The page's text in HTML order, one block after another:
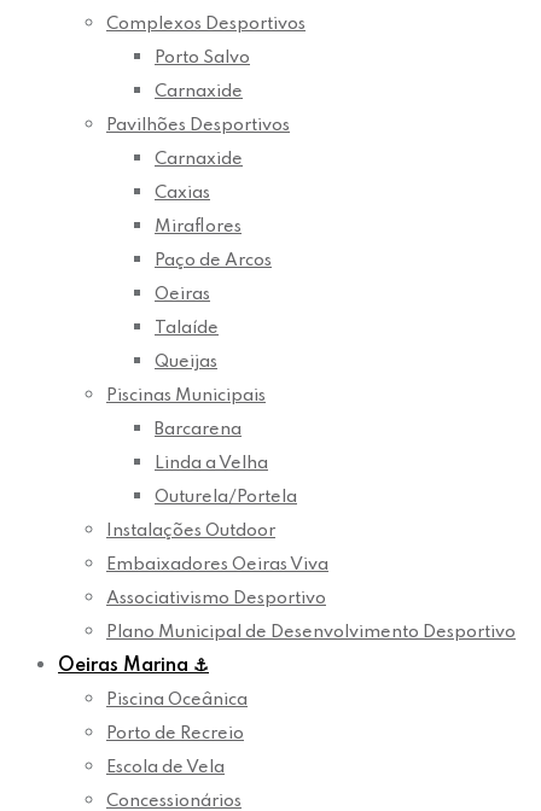
Complexos Desportivos
Porto Salvo
Carnaxide
Pavilhões Desportivos
Carnaxide
Caxias
Miraflores
Paço de Arcos
Oeiras
Talaíde
Queijas
Piscinas Municipais
Barcarena
Linda a Velha
Outurela/Portela
Instalações Outdoor
Embaixadores Oeiras Viva
Associativismo Desportivo
Plano Municipal de Desenvolvimento Desportivo
Oeiras Marina ⚓
Piscina Oceânica
Porto de Recreio
Escola de Vela
Concessionários